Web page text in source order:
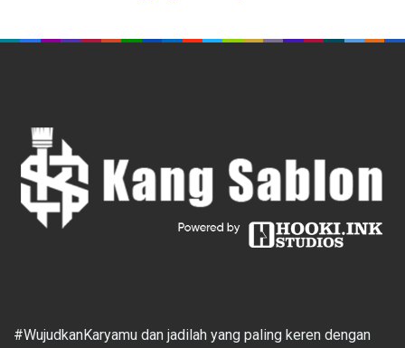
#WujudkanKaryamu dan jadilah yang paling keren dengan